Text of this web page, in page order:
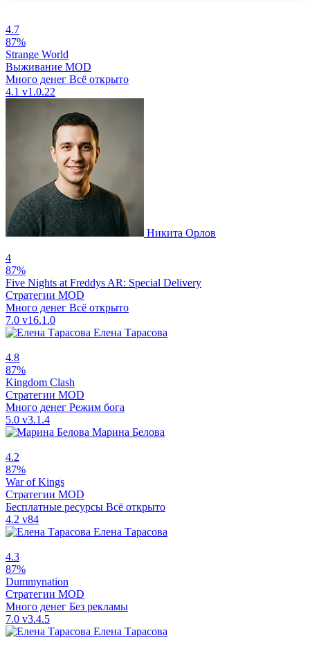
4.7
87%
Strange World
Выживание MOD
Много денег Всё открыто
4.1 v1.0.22
Никита Орлов
4
87%
Five Nights at Freddys AR: Special Delivery
Стратегии MOD
Много денег Всё открыто
7.0 v16.1.0
Елена Тарасова
4.8
87%
Kingdom Clash
Стратегии MOD
Много денег Режим бога
5.0 v3.1.4
Марина Белова
4.2
87%
War of Kings
Стратегии MOD
Бесплатные ресурсы Всё открыто
4.2 v84
Елена Тарасова
4.3
87%
Dummynation
Стратегии MOD
Много денег Без рекламы
7.0 v3.4.5
Елена Тарасова